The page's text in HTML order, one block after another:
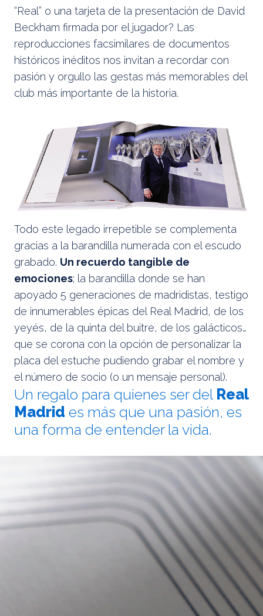
“Real” o una tarjeta de la presentación de David
Beckham firmada por el jugador? Las
reproducciones facsimilares de documentos
históricos inéditos nos invitan a recordar con
pasión y orgullo las gestas más memorables del
club más importante de la historia.
Todo este legado irrepetible se complementa
gracias a la barandilla numerada con el escudo
grabado. Un recuerdo tangible de
emociones; la barandilla donde se han
apoyado 5 generaciones de madridistas, testigo
de innumerables épicas del Real Madrid, de los
yeyés, de la quinta del buitre, de los galácticos…
que se corona con la opción de personalizar la
placa del estuche pudiendo grabar el nombre y
el número de socio (o un mensaje personal).
Un regalo para quienes ser del Real
Madrid es más que una pasión, es
una forma de entender la vida.